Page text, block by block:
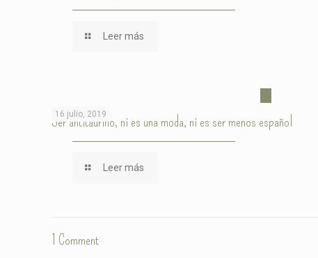
Leer más
16 julio, 2019
Ser antitaurino, ni es una moda, ni es ser menos español
Leer más
1 Comment